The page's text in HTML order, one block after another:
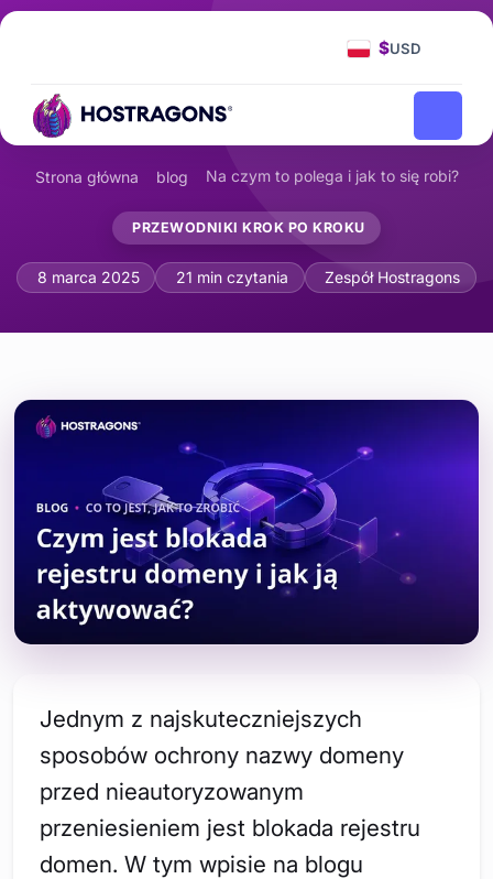
$USD
Strona główna blog Na czym to polega i jak to się robi?
PRZEWODNIKI KROK PO KROKU
Czym jest blokada rejestru domeny i
8 marca 2025 21 min czytania Zespół Hostragons
Jednym z najskuteczniejszych
sposobów ochrony nazwy domeny
przed nieautoryzowanym
przeniesieniem jest blokada rejestru
domen. W tym wpisie na blogu